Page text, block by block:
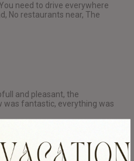
need to drive everywhere
No restaurants near, The
and pleasant, the
was fantastic, everything was